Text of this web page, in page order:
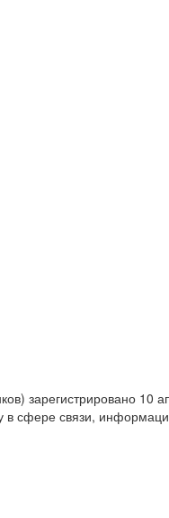
зарегистрировано 10
сфере связи,